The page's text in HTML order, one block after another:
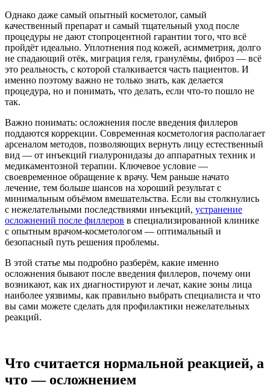
Однако даже самый опытный косметолог, самый
качественный препарат и самый тщательный уход после
процедуры не дают стопроцентной гарантии того, что всё
пройдёт идеально. Уплотнения под кожей, асимметрия, долго
не спадающий отёк, миграция геля, гранулёмы, фиброз — всё
это реальность, с которой сталкивается часть пациентов. И
именно поэтому важно не только знать, как делается
процедура, но и понимать, что делать, если что-то пошло не
так.
Важно понимать: осложнения после введения филлеров
поддаются коррекции. Современная косметология располагает
арсеналом методов, позволяющих вернуть лицу естественный
вид — от инъекций гиалуронидазы до аппаратных техник и
медикаментозной терапии. Ключевое условие —
своевременное обращение к врачу. Чем раньше начато
лечение, тем больше шансов на хороший результат с
минимальным объёмом вмешательства. Если вы столкнулись
с нежелательными последствиями инъекций, устранение
осложнений после филлеров в специализированной клинике
с опытным врачом-косметологом — оптимальный и
безопасный путь решения проблемы.
В этой статье мы подробно разберём, какие именно
осложнения бывают после введения филлеров, почему они
возникают, как их диагностируют и лечат, какие зоны лица
наиболее уязвимы, как правильно выбрать специалиста и что
вы сами можете сделать для профилактики нежелательных
реакций.
Что считается нормальной реакцией, а
что — осложнением